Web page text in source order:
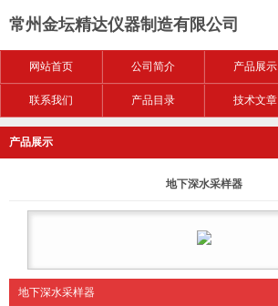
常州金坛精达仪器制造有限公司
网站首页 公司简介 产品展示
联系我们 产品目录 技术文章
产品展示
地下深水采样器
地下深水采样器